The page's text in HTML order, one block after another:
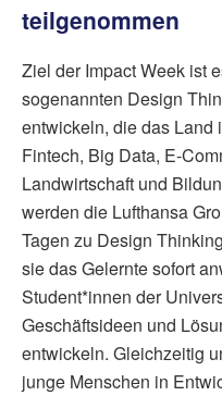
teilgenommen
Ziel der Impact Week ist
sogenannten Design
entwickeln, die das Land
Fintech, Big Data, E-
Landwirtschaft und
werden die Lufthansa
Tagen zu Design
sie das Gelernte sofort
Student*innen der
Geschäftsideen und
entwickeln. Gleichzeitig
junge Menschen in